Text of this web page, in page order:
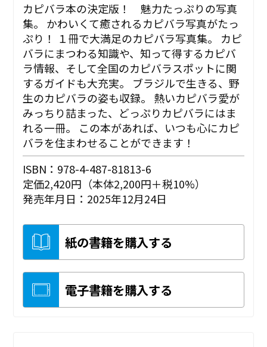
カピバラ本の決定版！ 魅力たっぷりの写真
集。 かわいくて癒されるカピバラ写真がたっ
ぷり！ １冊で大満足のカピバラ写真集。 カピ
バラにまつわる知識や、知って得するカピバ
ラ情報、そして全国のカピバラスポットに関
するガイドも大充実。 ブラジルで生きる、野
生のカピバラの姿も収録。 熱いカピバラ愛が
みっちり詰まった、どっぷりカピバラにはま
れる一冊。 この本があれば、いつも心にカピ
バラを住まわせることができます！
ISBN：978-4-487-81813-6
定価2,420円（本体2,200円＋税10%）
発売年月日：2025年12月24日
紙の書籍を購入する
電子書籍を購入する